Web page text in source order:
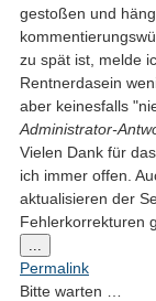
gestoßen und
zu spät ist, melde
Rentnerdasein
aber keinesfalls
Administrator-
Vielen Dank für
ich immer offen.
aktualisieren der
Fehlerkorrekturen
...
Metabox
ein-/ausblenden.
Permalink
Bitte warten …